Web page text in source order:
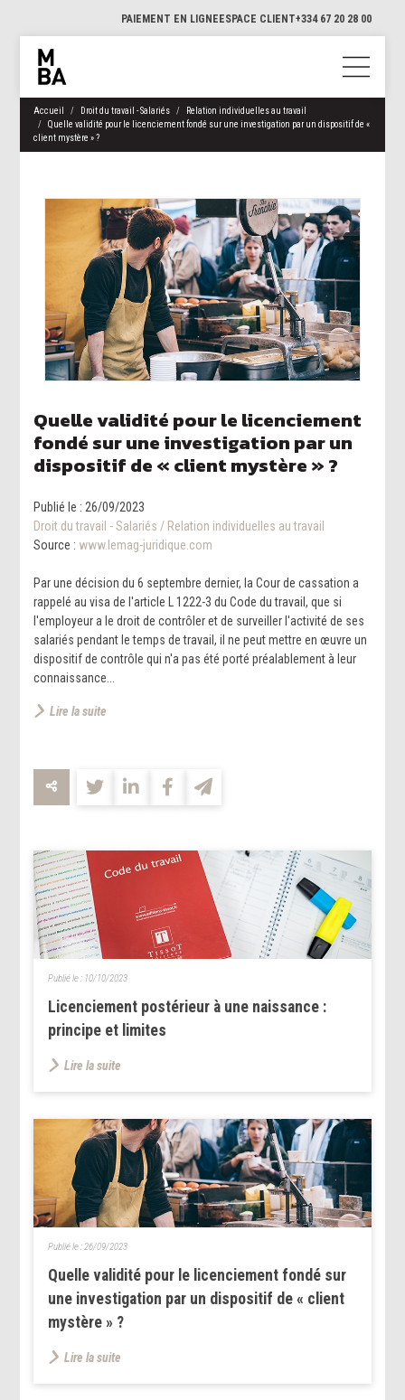
PAIEMENT EN LIGNEESPACE CLIENT+334 67 20 28 00
Accueil Droit du travail - Salariés
Relation individuelles au travail
Quelle validité pour le licenciement fondé sur une investigation par un dispositif de «
client mystère » ?
Quelle validité pour le licenciement
fondé sur une investigation par un
dispositif de « client mystère » ?
Publié le : 26/09/2023
Droit du travail - Salariés / Relation individuelles au travail
Source : www.lemag-juridique.com
Par une décision du 6 septembre dernier, la Cour de cassation a
rappelé au visa de l'article L 1222-3 du Code du travail, que si
l'employeur a le droit de contrôler et de surveiller l'activité de ses
salariés pendant le temps de travail, il ne peut mettre en œuvre un
dispositif de contrôle qui n'a pas été porté préalablement à leur
connaissance...
Lire la suite
Licenciement postérieur à une naissance :
principe et limites
Publié le : 10/10/2023
Lire la suite
Quelle validité pour le licenciement fondé sur
une investigation par un dispositif de « client
mystère » ?
Publié le : 26/09/2023
Lire la suite